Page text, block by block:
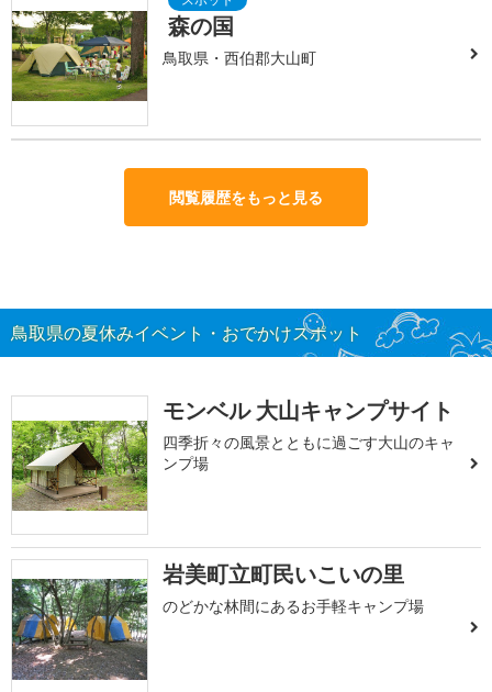
森の国
鳥取県・西伯郡大山町
閲覧履歴をもっと見る
鳥取県の夏休みイベント・おでかけスポット
モンベル 大山キャンプサイト
四季折々の風景とともに過ごす大山のキャ
ンプ場
岩美町立町民いこいの里
のどかな林間にあるお手軽キャンプ場